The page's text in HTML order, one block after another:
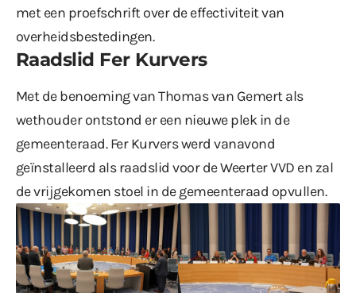
met een proefschrift over de effectiviteit van
overheidsbestedingen.
Raadslid Fer Kurvers
Met de benoeming van Thomas van Gemert als
wethouder ontstond er een nieuwe plek in de
gemeenteraad. Fer Kurvers werd vanavond
geïnstalleerd als raadslid voor de Weerter VVD en zal
de vrijgekomen stoel in de gemeenteraad opvullen.